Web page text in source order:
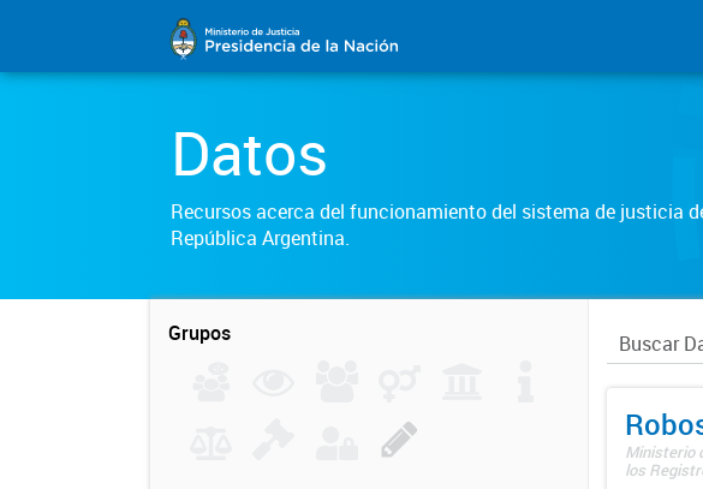
Datos
Recursos acerca del funcionamiento del sistema de justicia
República Argentina.
Grupos
Ministerio
los